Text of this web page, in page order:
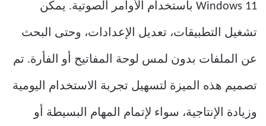
Windows 11 باستخدام الأوامر الصوتية. يمكن
تشغيل التطبيقات، تعديل الإعدادات، وحتى البحث
عن الملفات بدون لمس لوحة المفاتيح أو الفأرة. تم
تصميم هذه الميزة لتسهيل تجربة الاستخدام اليومية
وزيادة الإنتاجية، سواء لإتمام المهام البسيطة أو